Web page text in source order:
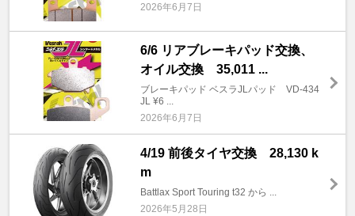
2026年6月7日
6/6 リアブレーキパッド交換、
オイル交換 35,011 ...
ブレーキパッド ベスラJLパッド VD-434
JL ¥6 ...
2026年6月7日
4/19 前後タイヤ交換 28,130 k
m
Battlax Sport Touring t32 から ...
2026年5月28日